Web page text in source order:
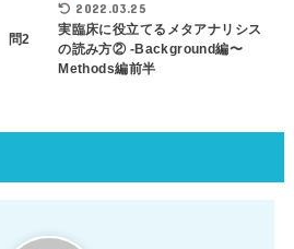
問2
2022.03.25
実臨床に役立てるメタアナリシス
の読み方② -Background編〜
Methods編前半